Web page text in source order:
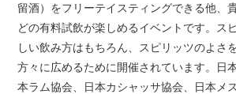
留酒）をフリーテイスティングできる他、
どの有料試飲が楽しめるイベントです。ス
しい飲み方はもちろん、スピリッツのよさ
方々に広めるために開催されています。日
本ラム協会、日本カシャッサ協会、日本メ